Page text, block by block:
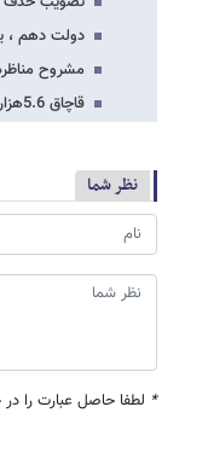
دولت دهم ، یارانه
مشروح
قاچاق 5.6هزار میلیاردتومان یارانه نقدی/چه کسانی یارانه اضافی می گیرند؟
نظر شما
* لطفا حاصل عبارت را